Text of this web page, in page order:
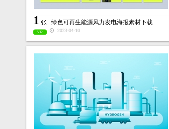
1 张 绿色可再生能源风力发电海报素材下载
VIP 2023-04-10